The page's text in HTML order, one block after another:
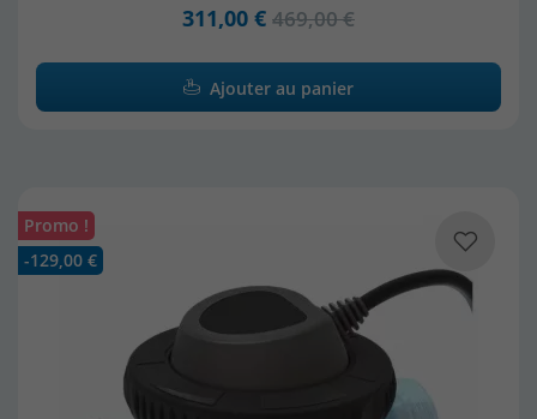
311,00 € 469,00 €
Ajouter au panier
Promo !
-129,00 €